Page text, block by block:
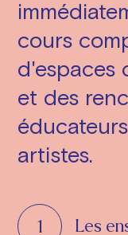
cours
d'espaces
et des
artistes.
Les